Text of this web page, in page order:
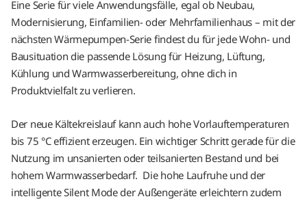
Eine Serie für viele Anwendungsfälle, egal ob Neubau,
Modernisierung, Einfamilien- oder Mehrfamilienhaus – mit der
nächsten Wärmepumpen-Serie findest du für jede Wohn- und
Bausituation die passende Lösung für Heizung, Lüftung,
Kühlung und Warmwasserbereitung, ohne dich in
Produktvielfalt zu verlieren.
Der neue Kältekreislauf kann auch hohe Vorlauftemperaturen
bis 75 °C effizient erzeugen. Ein wichtiger Schritt gerade für die
Nutzung im unsanierten oder teilsanierten Bestand und bei
hohem Warmwasserbedarf. Die hohe Laufruhe und der
intelligente Silent Mode der Außengeräte erleichtern zudem